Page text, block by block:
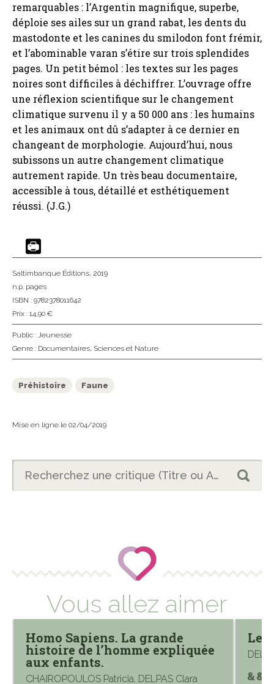
remarquables : l’Argentin magnifique, superbe,
déploie ses ailes sur un grand rabat, les dents du
mastodonte et les canines du smilodon font frémir,
et l’abominable varan s’étire sur trois splendides
pages. Un petit bémol : les textes sur les pages
noires sont difficiles à déchiffrer. L’ouvrage offre
une réflexion scientifique sur le changement
climatique survenu il y a 50 000 ans : les humains
et les animaux ont dû s’adapter à ce dernier en
changeant de morphologie. Aujourd’hui, nous
subissons un autre changement climatique
autrement rapide. Un très beau documentaire,
accessible à tous, détaillé et esthétiquement
réussi. (J.G.)
Saltimbanque Éditions, 2019
n.p. pages
ISBN : 9782378011642
Prix : 14,90 €
Public : Jeunesse
Genre : Documentaires, Sciences et Nature
Préhistoire Faune
Mise en ligne le 02/04/2019
Vous allez aimer
Homo Sapiens. La grande
histoire de l’homme expliquée
aux enfants.
CHAIROPOULOS Patricia, DELPAS Clara
Les